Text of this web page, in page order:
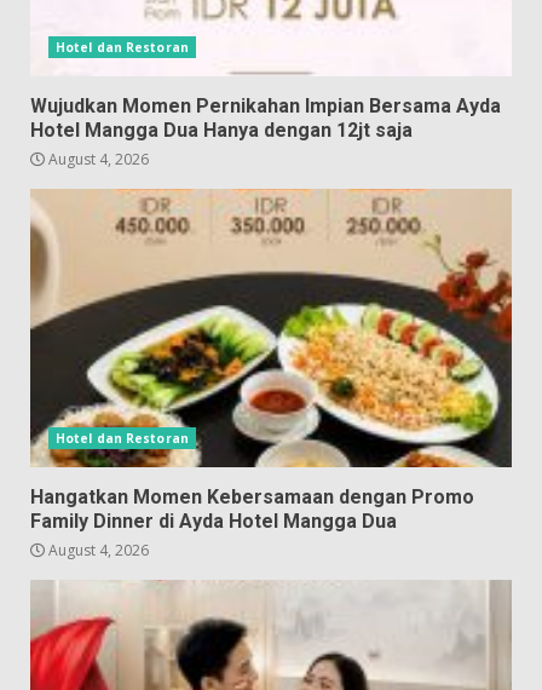
Hotel dan Restoran
Wujudkan Momen Pernikahan Impian Bersama Ayda
Hotel Mangga Dua Hanya dengan 12jt saja
August 4, 2026
Hotel dan Restoran
Hangatkan Momen Kebersamaan dengan Promo
Family Dinner di Ayda Hotel Mangga Dua
August 4, 2026